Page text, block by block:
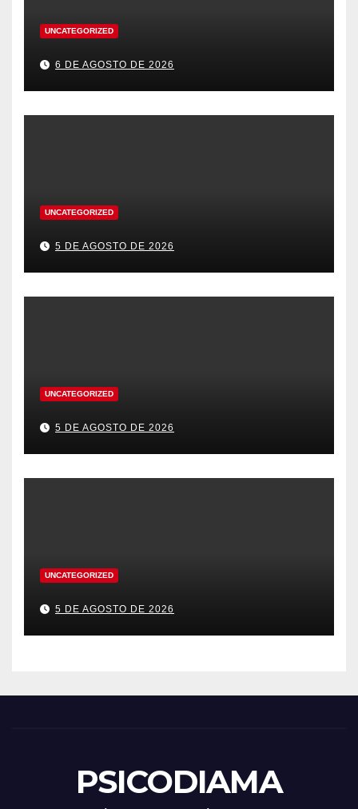
UNCATEGORIZED
6 DE AGOSTO DE 2026
UNCATEGORIZED
5 DE AGOSTO DE 2026
UNCATEGORIZED
5 DE AGOSTO DE 2026
UNCATEGORIZED
5 DE AGOSTO DE 2026
PSICODIAMA